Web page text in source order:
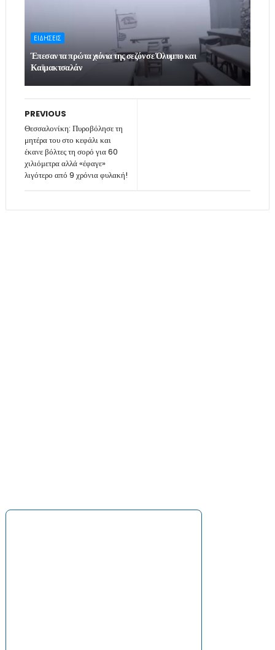
ΕΙΔΗΣΕΙΣ
Έπεσαν τα πρώτα χιόνια της σεζόν σε Όλυμπο και
Καϊμακτσαλάν
PREVIOUS
Θεσσαλονίκη: Πυροβόλησε τη
μητέρα του στο κεφάλι και
έκανε βόλτες τη σορό για 60
χιλιόμετρα αλλά «έφαγε»
λιγότερο από 9 χρόνια φυλακή!